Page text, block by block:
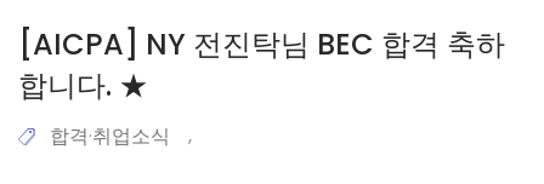
[AICPA] NY 전진탁님 BEC 합격 축하
합니다. ★
합격·취업소식 ,